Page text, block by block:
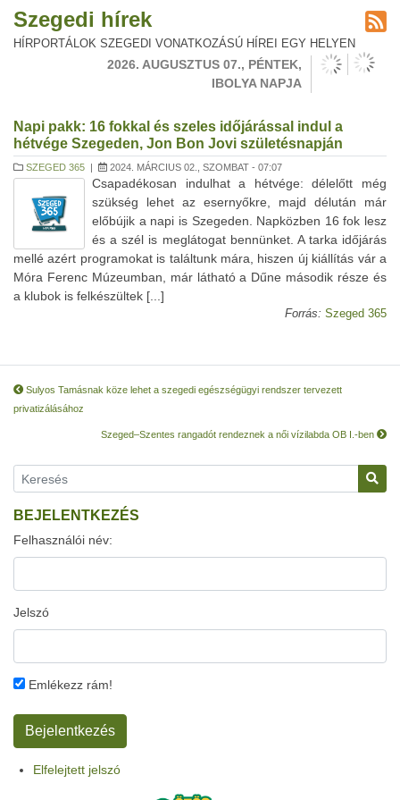
Szegedi hírek
HÍRPORTÁLOK SZEGEDI VONATKOZÁSÚ HÍREI EGY HELYEN
2026. AUGUSZTUS 07., PÉNTEK,
IBOLYA NAPJA
Napi pakk: 16 fokkal és szeles időjárással indul a
hétvége Szegeden, Jon Bon Jovi születésnapján
SZEGED 365 | 2024. MÁRCIUS 02., SZOMBAT - 07:07
Csapadékosan indulhat a hétvége: délelőtt még
szükség lehet az esernyőkre, majd délután már
előbújik a napi is Szegeden. Napközben 16 fok lesz
és a szél is meglátogat bennünket. A tarka időjárás
mellé azért programokat is találtunk mára, hiszen új kiállítás vár a
Móra Ferenc Múzeumban, már látható a Dűne második része és
a klubok is felkészültek [...]
Forrás: Szeged 365
Sulyos Tamásnak köze lehet a szegedi egészségügyi rendszer tervezett
privatizálásához
Szeged–Szentes rangadót rendeznek a női vízilabda OB I.-ben
BEJELENTKEZÉS
Felhasználói név:
Jelszó
Emlékezz rám!
Elfelejtett jelszó